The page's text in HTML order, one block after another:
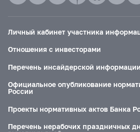
Личный кабинет участника
Отношения с инвесторами
Перечень инсайдерской
Официальное опубликование
России
Проекты нормативных актов Банка
Перечень нерабочих праздничных